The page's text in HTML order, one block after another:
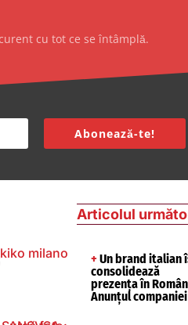
cu tot ce se întâmplă.
Abonează-te!
Articolul
+ Un brand italian
consolidează
prezența în
Anunțul companiei